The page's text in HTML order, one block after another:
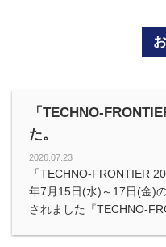
「TECHNO-
た。
2026.07.23
「TECHNO-FRONTIER
年7月15日(水)～17日(金)
されました『TECHNO-